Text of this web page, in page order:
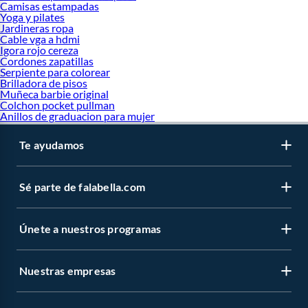
Camisas estampadas
Yoga y pilates
Jardineras ropa
Cable vga a hdmi
Igora rojo cereza
Cordones zapatillas
Serpiente para colorear
Brilladora de pisos
Muñeca barbie original
Colchon pocket pullman
Anillos de graduacion para mujer
Te ayudamos
Sé parte de falabella.com
Únete a nuestros programas
Nuestras empresas